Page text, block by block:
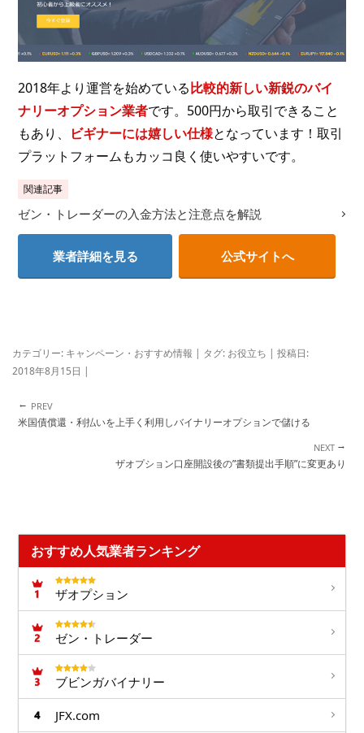
2018年より運営を始めている比較的新しい新鋭のバイ
ナリーオプション業者です。500円から取引できること
もあり、
ビギナーには嬉しい仕様となっています！取引
プラットフォームもカッコ良く使いやすいです。
関連記事
ゼン・トレーダーの入金方法と注意点を解説
業者詳細を見る 公式サイトへ
カテゴリー: キャンペーン・おすすめ情報 | タグ: お役立ち | 投稿日:
2018年8月15日 |
投稿ナビゲーション
←
米国債償還・利払いを上手く利用しバイナリーオプションで儲ける
ザオプション口座開設後の”書類提出手順”に変更あり
→
おすすめ人気業者ランキング
ザオプション
ゼン・トレーダー
ブビンガバイナリー
JFX.com